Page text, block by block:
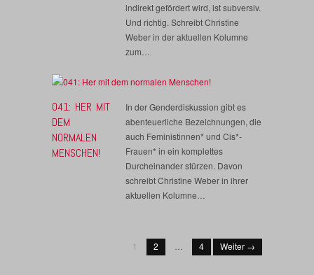
indirekt gefördert wird, ist subversiv.
Und richtig. Schreibt Christine
Weber in der aktuellen Kolumne
zum…
041: HER MIT
DEM
NORMALEN
MENSCHEN!
In der Genderdiskussion gibt es
abenteuerliche Bezeichnungen, die
auch Feministinnen* und Cis*-
Frauen* in ein komplettes
Durcheinander stürzen. Davon
schreibt Christine Weber in ihrer
aktuellen Kolumne…
1 2 4 Weiter →